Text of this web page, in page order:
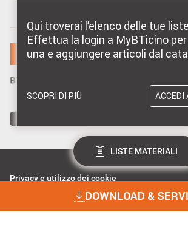
DOWNLOAD &
Qui troverai l’elenco delle tue
Effettua la login a MyBTicino
una e aggiungere articoli dal
SCOPRI DI PIÙ ACCEDI
LISTE MATERIALI
Privacy e utilizzo dei cookie
Data Privacy e Cybersecurity